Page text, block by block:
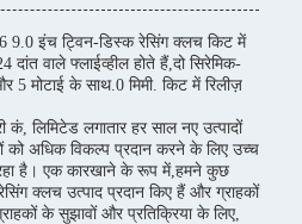
9.0 इंच ट्विन-डिस्क रेसिंग क्लच किट में
दांत वाले फ्लाईव्हील होते हैं,दो सिरेमिक-
5 मोटाई के साथ.0 मिमी. किट में रिलीज़
कं, लिमिटेड लगातार हर साल नए उत्पादों
को अधिक विकल्प प्रदान करने के लिए उच्च
है। एक कारखाने के रूप में,हमने कुछ
क्लच उत्पाद प्रदान किए हैं और ग्राहकों
के सुझावों और प्रतिक्रिया के लिए,